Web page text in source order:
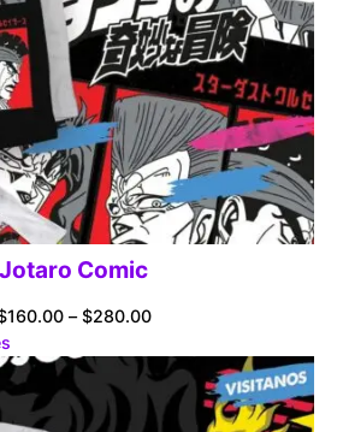
Jotaro Comic
160.00 – $280.00Price
$160.00
through
$280.00